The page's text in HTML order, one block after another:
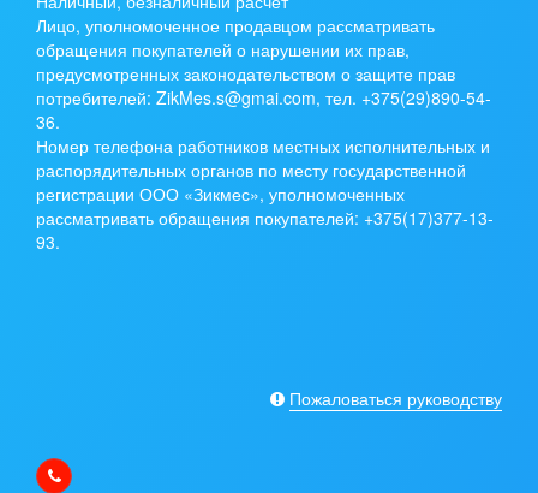
Лицо, уполномоченное продавцом рассматривать
обращения покупателей о нарушении их прав,
предусмотренных законодательством о защите прав
потребителей: ZikMes.s@gmai.com, тел. +375(29)890-54-
36.
Номер телефона работников местных исполнительных и
распорядительных органов по месту государственной
регистрации ООО «Зикмес», уполномоченных
рассматривать обращения покупателей: +375(17)377-13-
93.
Пожаловаться руководству